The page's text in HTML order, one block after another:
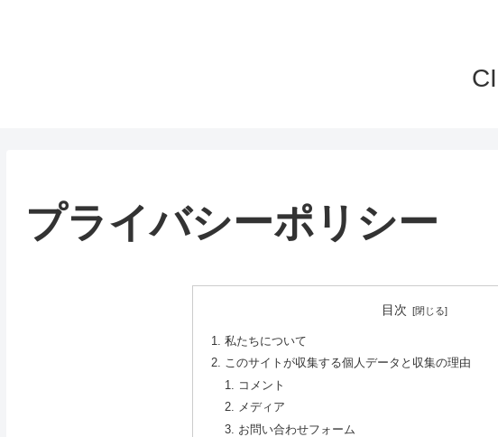
プライバシーポリシー
目次
私たちについて
このサイトが収集する個人データと収集の理由
コメント
メディア
お問い合わせフォーム